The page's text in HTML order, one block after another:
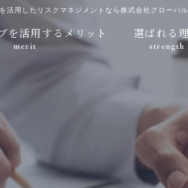
活用したリスクマネジメントなら株式会社グローバ
を活用するメリット
merit
選ばれる
strength